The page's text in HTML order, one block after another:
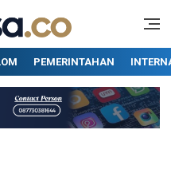
terpercaya
PEMERINTAHAN